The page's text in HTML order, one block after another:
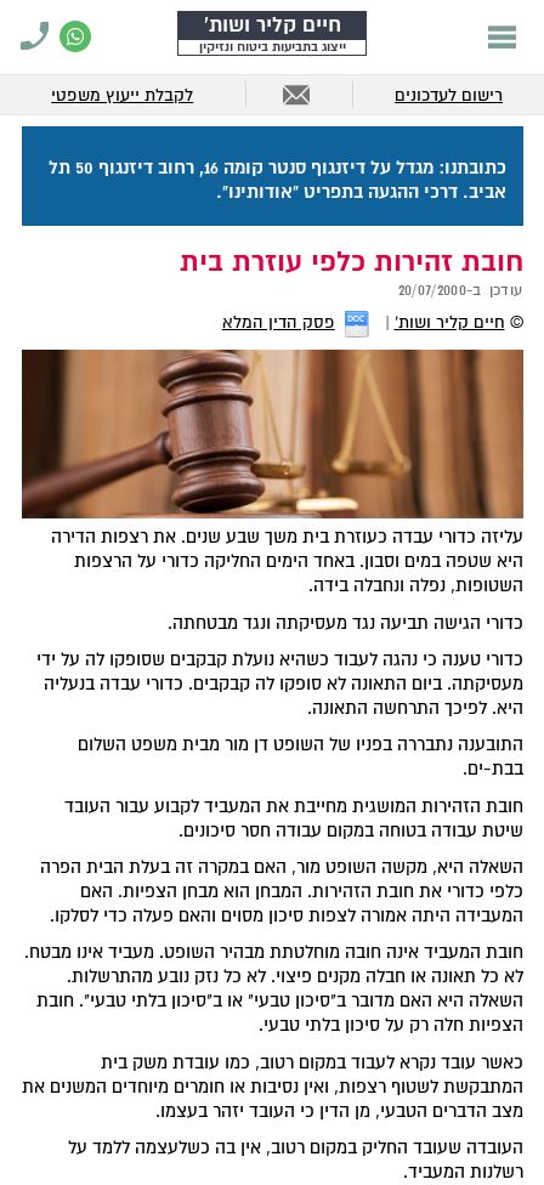
חיים קליר ושות'
ייצוג בתביעות ביטוח ונזיקין
רישום לעדכונים לקבלת ייעוץ משפטי
כתובתנו: מגדל על דיזנגוף סנטר קומה 16, רחוב דיזנגוף 50 תל
אביב. דרכי ההגעה בתפריט "אודותינו".
חובת זהירות כלפי עוזרת בית
עודכן ב-20/07/2000
© חיים קליר ושות' פסק הדין המלא
עליזה כדורי עבדה כעוזרת בית משך שבע שנים. את רצפות הדירה
היא שטפה במים וסבון. באחד הימים החליקה כדורי על הרצפות
השטופות, נפלה ונחבלה בידה.
כדורי הגישה תביעה נגד מעסיקתה ונגד מבטחתה.
כדורי טענה כי נהגה לעבוד כשהיא נועלת קבקבים שסופקו לה על ידי
מעסיקתה. ביום התאונה לא סופקו לה קבקבים. כדורי עבדה בנעליה
היא. לפיכך התרחשה התאונה.
התובענה נתבררה בפניו של השופט דן מור מבית משפט השלום
בבת-ים.
חובת הזהירות המושגית מחייבת את המעביד לקבוע עבור העובד
שיטת עבודה בטוחה במקום עבודה חסר סיכונים.
השאלה היא, מקשה השופט מור, האם במקרה זה בעלת הבית הפרה
כלפי כדורי את חובת הזהירות. המבחן הוא מבחן הצפיות. האם
המעבידה היתה אמורה לצפות סיכון מסוים והאם פעלה כדי לסלקו.
חובת המעביד אינה חובה מוחלטתת מבהיר השופט. מעביד אינו מבטח.
לא כל תאונה או חבלה מקנים פיצוי. לא כל נזק נובע מהתרשלות.
השאלה היא האם מדובר ב"סיכון טבעי" או ב"סיכון בלתי טבעי". חובת
הצפיות חלה רק על סיכון בלתי טבעי.
כאשר עובד נקרא לעבוד במקום רטוב, כמו עובדת משק בית
המתבקשת לשטוף רצפות, ואין נסיבות או חומרים מיוחדים המשנים את
מצב הדברים הטבעי, מן הדין כי העובד יזהר בעצמו.
העובדה שעובד החליק במקום רטוב, אין בה כשלעצמה ללמד על
רשלנות המעביד.